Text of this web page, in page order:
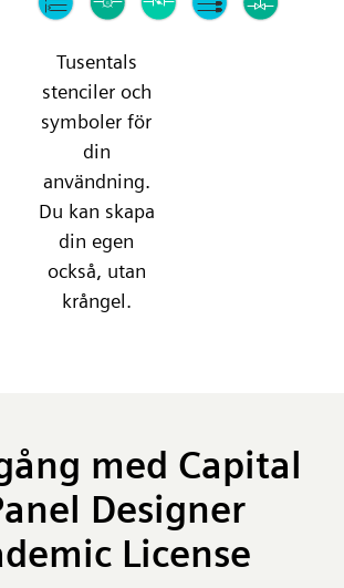
Tusentals
stenciler och
symboler för
din
användning.
Du kan skapa
din egen
också, utan
krångel.
med Capital
Designer
License